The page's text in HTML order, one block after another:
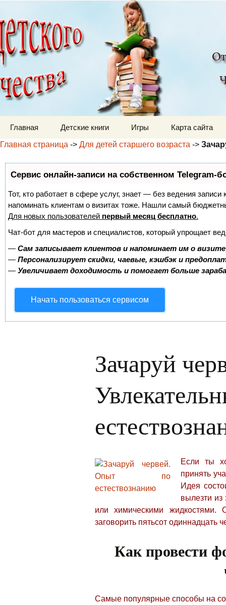
Детский мир
Главная Детские книги Игры
Карта сайта
Главная страница -> Для детей старшего возраста ->
Сервис онлайн-записи на собственном Telegram-
Тот, кто работает в сфере услуг, знает — без ведения
напоминать клиентам о визитах тоже. Нашли самый
Для новых пользователей первый месяц бесплатно.
Чат-бот для мастеров и специалистов, который упрощает
— Сам записывает клиентов и напоминает им о
— Персонализирует скидки, чаевые, кэшбэк и
— Увеличивает доходимость и помогает больше
Начать пользоваться сервисом
Зачаруй
Если ты
принять
Идея
вылезти
или химическими жидкостями.
заговорить пятьсот одиннадцать
Как провести
Самые популярные способы на